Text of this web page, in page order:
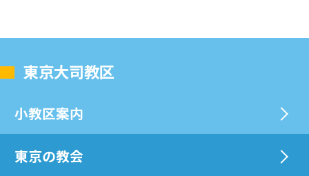
東京大司教区
⼩教区案内
東京の教会